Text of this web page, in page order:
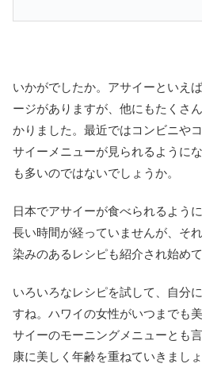
いかがでしたか。アサイーといえ
ージがありますが、他にもたくさ
かりました。最近ではコンビニや
サイーメニューが見られるように
も多いのではないでしょうか。
日本でアサイーが食べられるよう
長い時間が経っていませんが、そ
染みのあるレシピも紹介され始めて
いろいろなレシピを試して、自分
すね。ハワイの女性がいつまでも
サイーのモーニングメニューとも
康に美しく年齢を重ねていきましょ